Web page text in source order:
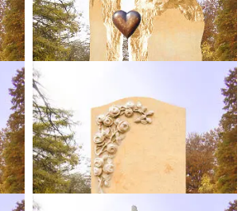
bis 31.08.26 statt4.900,00 €
Ihr Komplettpreis4.287,50 €*
Spanischer Sandstein
85 x 45 x 14 cm (HxBxT)
bis 31.08.26 statt 7.150,00 €
Ihr Komplettpreis 6.256,25 €*
ANGELO